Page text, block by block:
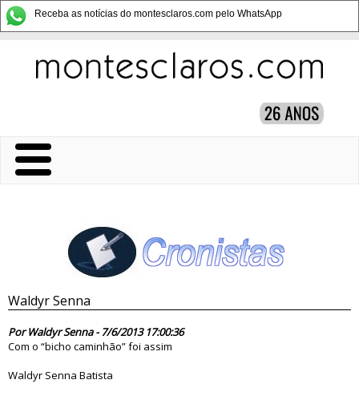
Receba as notícias do montesclaros.com pelo WhatsApp
Waldyr Senna
Por Waldyr Senna - 7/6/2013 17:00:36
Com o “bicho caminhão” foi assim
Waldyr Senna Batista